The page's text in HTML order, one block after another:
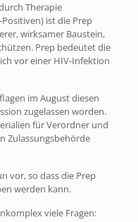
Therapie
ist die Prep
wirksamer Baustein,
Prep bedeutet die
vor einer HIV-Infektion
im August diesen
zugelassen worden.
für Verordner und
Zulassungsbehörde
vor, so dass die Prep
werden kann.
viele Fragen: